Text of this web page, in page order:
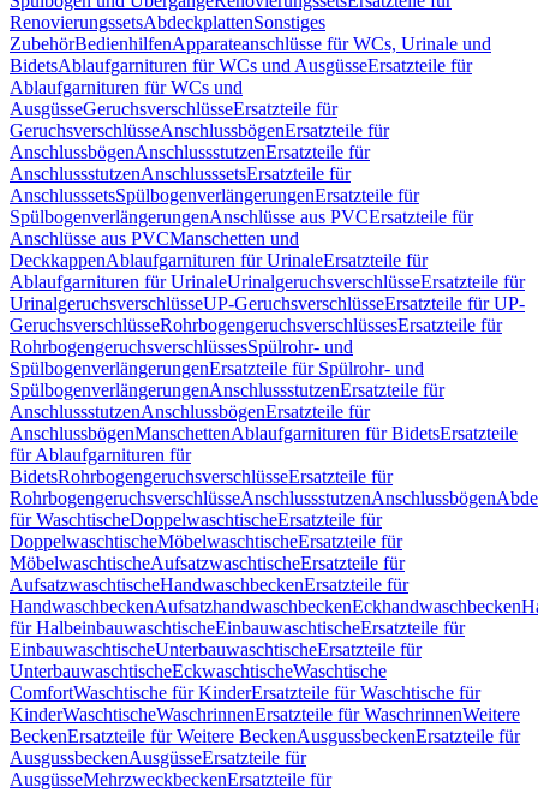
RenovierungssetsAbdeckplattenSonstiges
ZubehörBedienhilfenApparateanschlüsse für WCs, Urinale und
BidetsAblaufgarnituren für WCs und AusgüsseErsatzteile für
Ablaufgarnituren für WCs und
AusgüsseGeruchsverschlüsseErsatzteile für
GeruchsverschlüsseAnschlussbögenErsatzteile für
AnschlussbögenAnschlussstutzenErsatzteile für
AnschlussstutzenAnschlusssetsErsatzteile für
AnschlusssetsSpülbogenverlängerungenErsatzteile für
SpülbogenverlängerungenAnschlüsse aus PVCErsatzteile für
Anschlüsse aus PVCManschetten und
DeckkappenAblaufgarnituren für UrinaleErsatzteile für
Ablaufgarnituren für UrinaleUrinalgeruchsverschlüsseErsatzteile für
UrinalgeruchsverschlüsseUP-GeruchsverschlüsseErsatzteile für UP-
GeruchsverschlüsseRohrbogengeruchsverschlüssesErsatzteile für
RohrbogengeruchsverschlüssesSpülrohr- und
SpülbogenverlängerungenErsatzteile für Spülrohr- und
SpülbogenverlängerungenAnschlussstutzenErsatzteile für
AnschlussstutzenAnschlussbögenErsatzteile für
AnschlussbögenManschettenAblaufgarnituren für BidetsErsatzteile
für Ablaufgarnituren für
BidetsRohrbogengeruchsverschlüsseErsatzteile für
RohrbogengeruchsverschlüsseAnschlussstutzenAnschlussbögen
für WaschtischeDoppelwaschtischeErsatzteile für
DoppelwaschtischeMöbelwaschtischeErsatzteile für
MöbelwaschtischeAufsatzwaschtischeErsatzteile für
AufsatzwaschtischeHandwaschbeckenErsatzteile für
HandwaschbeckenAufsatzhandwaschbeckenEckhandwaschbecken
für HalbeinbauwaschtischeEinbauwaschtischeErsatzteile für
EinbauwaschtischeUnterbauwaschtischeErsatzteile für
UnterbauwaschtischeEckwaschtischeWaschtische
ComfortWaschtische für KinderErsatzteile für Waschtische für
KinderWaschtischeWaschrinnenErsatzteile für WaschrinnenWeitere
BeckenErsatzteile für Weitere BeckenAusgussbeckenErsatzteile für
AusgussbeckenAusgüsseErsatzteile für
AusgüsseMehrzweckbeckenErsatzteile für